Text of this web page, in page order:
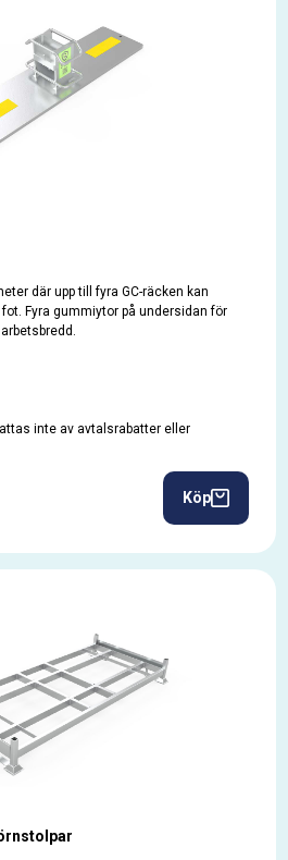
där upp till fyra GC-räcken kan
Fyra gummiytor på undersidan för
inte av avtalsrabatter eller
Köp